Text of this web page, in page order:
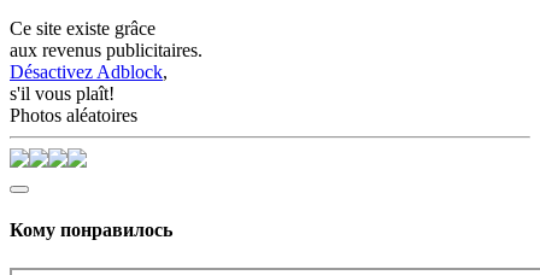
Ce site existe grâce
aux revenus publicitaires.
Désactivez Adblock,
s'il vous plaît!
Photos aléatoires
Кому понравилось